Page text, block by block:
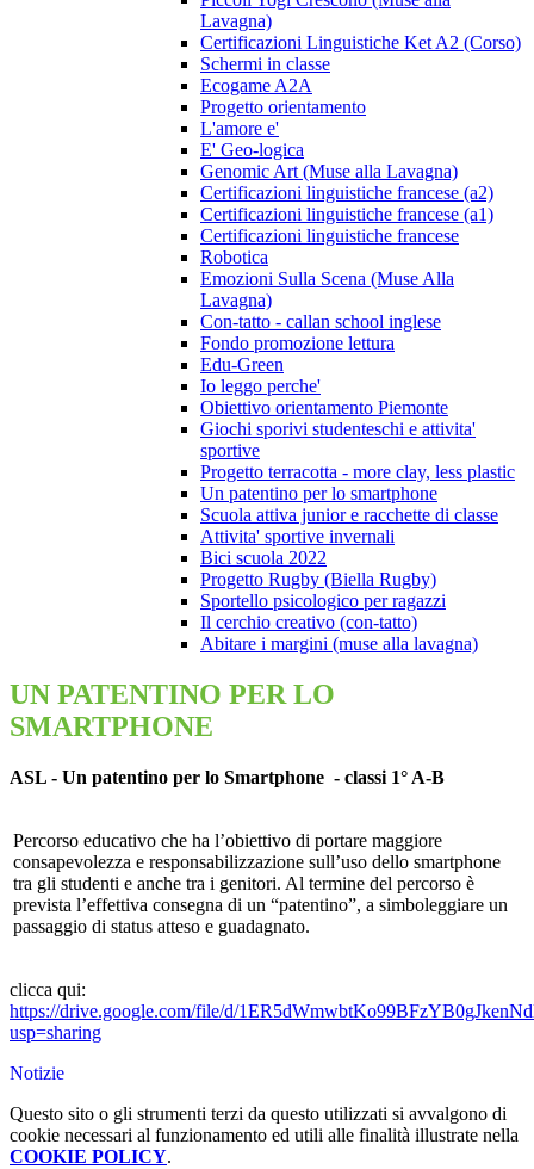
Lavagna)
Certificazioni Linguistiche Ket A2 (Corso)
Schermi in classe
Ecogame A2A
Progetto orientamento
L'amore e'
E' Geo-logica
Genomic Art (Muse alla Lavagna)
Certificazioni linguistiche francese (a2)
Certificazioni linguistiche francese (a1)
Certificazioni linguistiche francese
Robotica
Emozioni Sulla Scena (Muse Alla
Lavagna)
Con-tatto - callan school inglese
Fondo promozione lettura
Edu-Green
Io leggo perche'
Obiettivo orientamento Piemonte
Giochi sporivi studenteschi e attivita'
sportive
Progetto terracotta - more clay, less plastic
Un patentino per lo smartphone
Scuola attiva junior e racchette di classe
Attivita' sportive invernali
Bici scuola 2022
Progetto Rugby (Biella Rugby)
Sportello psicologico per ragazzi
Il cerchio creativo (con-tatto)
Abitare i margini (muse alla lavagna)
UN PATENTINO PER LO
SMARTPHONE
ASL - Un patentino per lo Smartphone - classi 1° A-B
Percorso educativo che ha l’obiettivo di portare maggiore
consapevolezza e responsabilizzazione sull’uso dello smartphone
tra gli studenti e anche tra i genitori. Al termine del percorso è
prevista l’effettiva consegna di un “patentino”, a simboleggiare un
passaggio di status atteso e guadagnato.
clicca qui:
https://drive.google.com/file/d/
usp=sharing
Notizie
Questo sito o gli strumenti terzi da questo utilizzati si avvalgono di
cookie necessari al funzionamento ed utili alle finalità illustrate nella
COOKIE POLICY.